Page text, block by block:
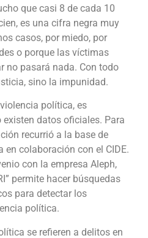
que casi 8 de cada 10
es una cifra negra muy
casos, por miedo, por
o porque las víctimas
no pasará nada. Con todo
sino la impunidad.
política, es
datos oficiales. Para
recurrió a la base de
colaboración con el CIDE.
con la empresa Aleph,
permite hacer búsquedas
para detectar los
política.
se refieren a delitos en